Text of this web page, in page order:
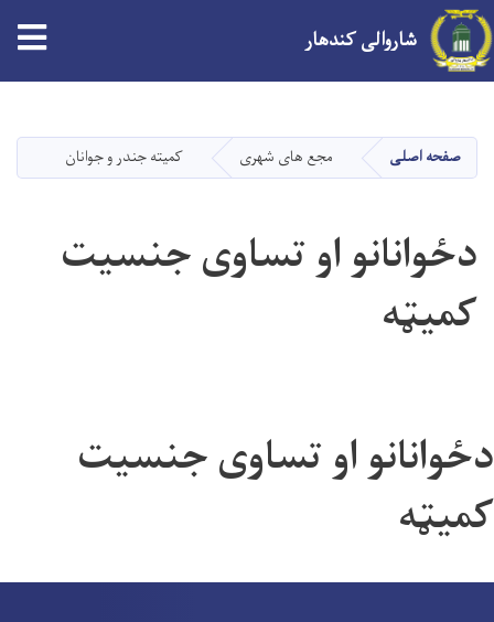
main
content
شاروالی کندهار
صفحه اصلی مجع های شهری کمیته جندر و جوانان
دځوانانو او تساوی جنسیت
کمیټه
دځوانانو او تساوی جنسیت
کمیټه